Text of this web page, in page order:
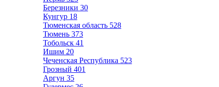
Березники 30
Кунгур 18
Тюменская область 528
Тюмень 373
Тобольск 41
Ишим 20
Чеченская Республика 523
Грозный 401
Аргун 35